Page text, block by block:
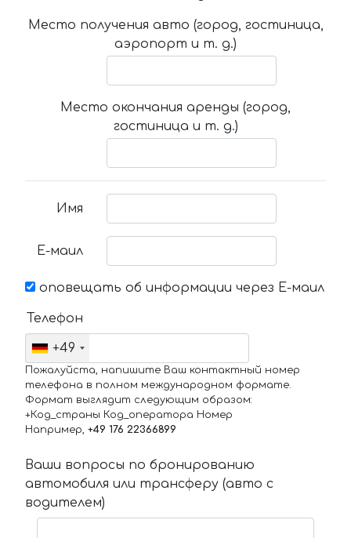
Место получения авто (город, гостиница,
аэропорт и т. д.)
Место окончания аренды (город,
гостиница и т. д.)
Имя
Е-маил
оповещать об информации через Е-маил
Телефон
+49
Пожалуйста, напишите Ваш контактный номер
телефона в полном международном формате.
Формат выглядит следующим образом:
+Код_страны Код_оператора Номер
Например, +49 176 22366899
Ваши вопросы по бронированию
автомобиля или трансферу (авто с
водителем)